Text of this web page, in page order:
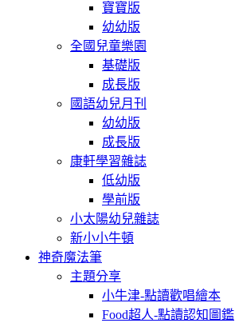
寶寶版
幼幼版
全國兒童樂園
基礎版
成長版
國語幼兒月刊
幼幼版
成長版
康軒學習雜誌
低幼版
學前版
小太陽幼兒雜誌
新小小牛頓
神奇魔法筆
主題分享
小牛津-點讀歡唱繪本
Food超人-點讀認知圖鑑